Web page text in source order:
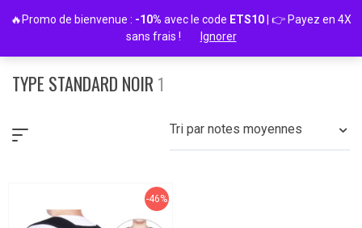
TYPE STANDARD NOIR 1
Tri par notes moyennes
-46%
🔥Promo de bienvenue : -10% avec le code ETS10 | 👉 Payez en 4X
sans frais !
Ignorer